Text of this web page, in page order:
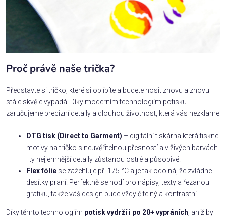
Proč právě naše trička?
Představte si tričko, které si oblíbíte a budete nosit znovu a znovu –
stále skvěle vypadá! Díky moderním technologiím potisku
zaručujeme precizní detaily a dlouhou životnost, která vás nezklame
DTG tisk (Direct to Garment) – digitální tiskárna která tiskne
motivy na tričko s neuvěřitelnou přesností a v živých barvách.
I ty nejjemnější detaily zůstanou ostré a působivé.
Flex fólie se zažehluje při 175 °C a je tak odolná, že zvládne
desítky praní. Perfektně se hodí pro nápisy, texty a řezanou
grafiku, takže váš design bude vždy čitelný a kontrastní.
Díky těmto technologiím potisk vydrží i po 20+ vypráních , aniž by